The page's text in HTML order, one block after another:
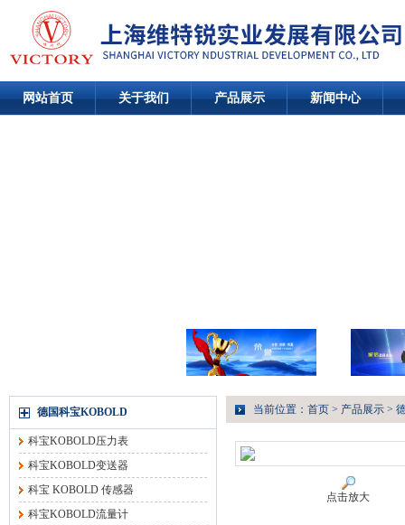
网站首页 关于我们 产品展示 新闻中心
德国科宝KOBOLD
科宝KOBOLD压力表
科宝KOBOLD变送器
科宝 KOBOLD 传感器
科宝KOBOLD流量计
当前位置： 首页 > 产品展示 >
点击放大